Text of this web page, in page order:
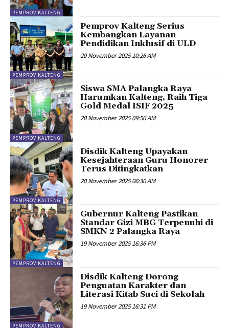
PEMPROV KALTENG
PEMPROV KALTENG
Pemprov Kalteng Serius
Kembangkan Layanan
Pendidikan Inklusif di ULD
20 November 2025 10:26 AM
PEMPROV KALTENG
Siswa SMA Palangka Raya
Harumkan Kalteng, Raih Tiga
Gold Medal ISIF 2025
20 November 2025 09:56 AM
PEMPROV KALTENG
Disdik Kalteng Upayakan
Kesejahteraan Guru Honorer
Terus Ditingkatkan
20 November 2025 06:30 AM
PEMPROV KALTENG
Gubernur Kalteng Pastikan
Standar Gizi MBG Terpenuhi di
SMKN 2 Palangka Raya
19 November 2025 16:36 PM
PEMPROV KALTENG
Disdik Kalteng Dorong
Penguatan Karakter dan
Literasi Kitab Suci di Sekolah
19 November 2025 16:31 PM